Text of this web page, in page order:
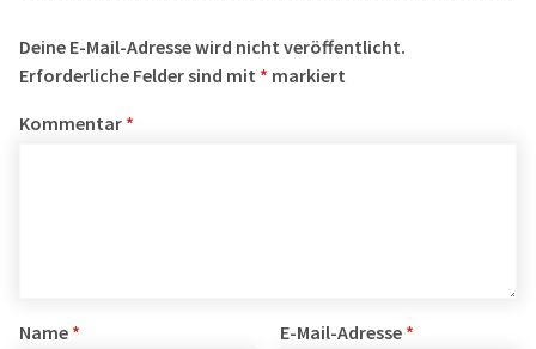
Deine E-Mail-Adresse wird nicht veröffentlicht.
Erforderliche Felder sind mit * markiert
Kommentar *
Name * E-Mail-Adresse *